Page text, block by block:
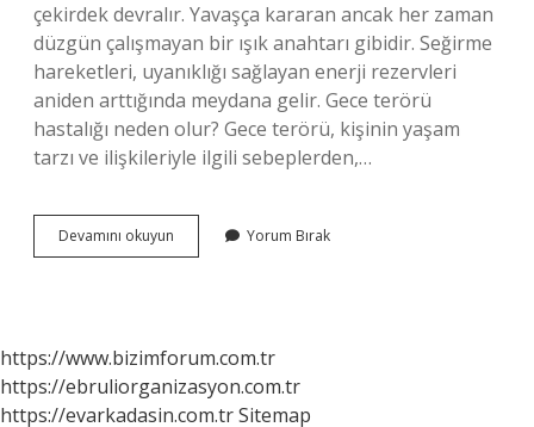
çekirdek devralır. Yavaşça kararan ancak her zaman
düzgün çalışmayan bir ışık anahtarı gibidir. Seğirme
hareketleri, uyanıklığı sağlayan enerji rezervleri
aniden arttığında meydana gelir. Gece terörü
hastalığı neden olur? Gece terörü, kişinin yaşam
tarzı ve ilişkileriyle ilgili sebeplerden,…
Devamını okuyun
Yatarken
Yorum Bırak
https://www.bizimforum.com.tr
https://ebruliorganizasyon.com.tr
https://evarkadasin.com.trSitemap